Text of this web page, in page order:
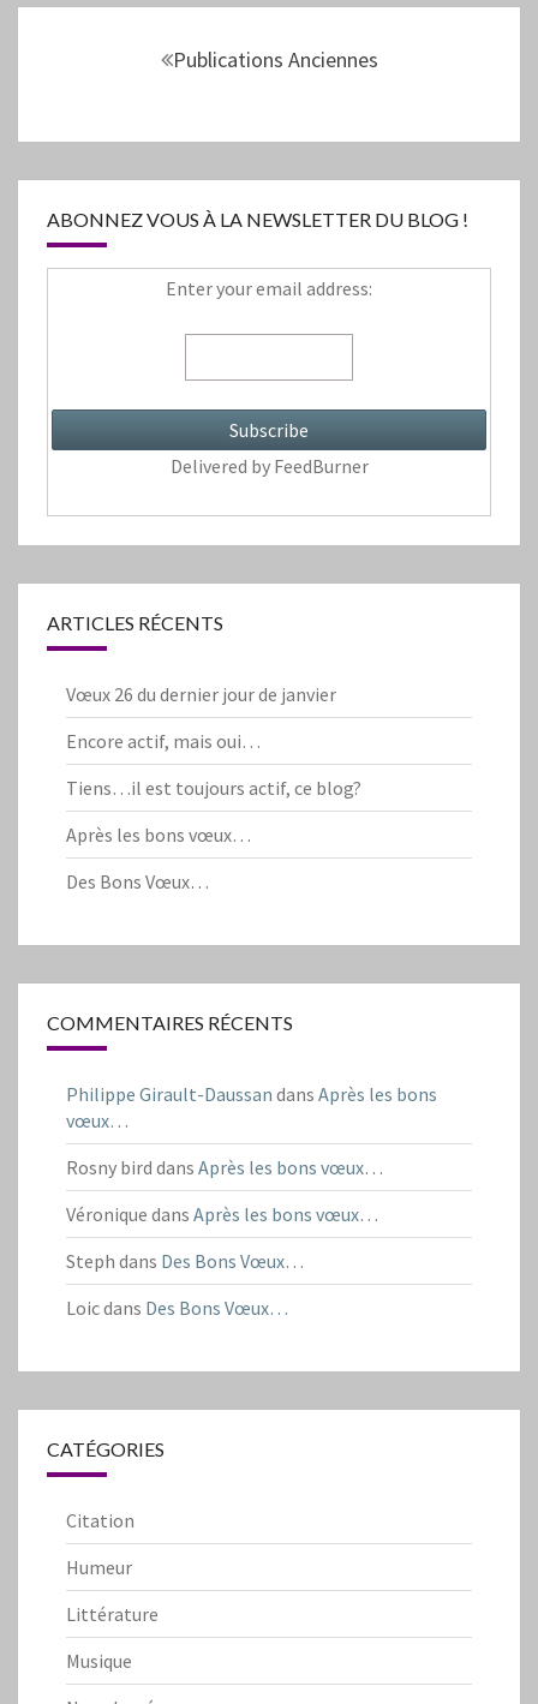
articles
Publications Anciennes
ABONNEZ VOUS À LA NEWSLETTER DU BLOG !
Enter your email address:
Delivered by FeedBurner
ARTICLES RÉCENTS
Vœux 26 du dernier jour de janvier
Encore actif, mais oui…
Tiens…il est toujours actif, ce blog?
Après les bons vœux…
Des Bons Vœux…
COMMENTAIRES RÉCENTS
Philippe Girault-Daussan dans Après les bons
vœux…
Rosny bird dans Après les bons vœux…
Véronique dans Après les bons vœux…
Steph dans Des Bons Vœux…
Loicdans Des Bons Vœux…
CATÉGORIES
Citation
Humeur
Littérature
Musique